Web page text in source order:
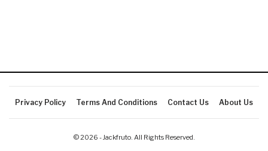
Privacy Policy Terms And Conditions Contact Us About Us
© 2026 - Jackfruto. All Rights Reserved.